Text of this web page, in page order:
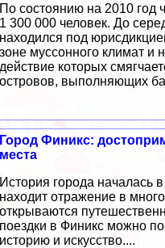
По состоянию на 2010 год
1 300 000 человек. До
находился под
зоне муссонного климат и
действие которых
островов, выполняющих
Город Финикс:
места
История города началась
находит отражение в
открываются
поездки в Финикс можно
историю и искусство....